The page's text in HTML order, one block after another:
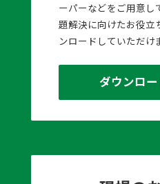
ーパーなどをご用意し
題解決に向けたお役立
ンロードしていただけ
ダウンロ